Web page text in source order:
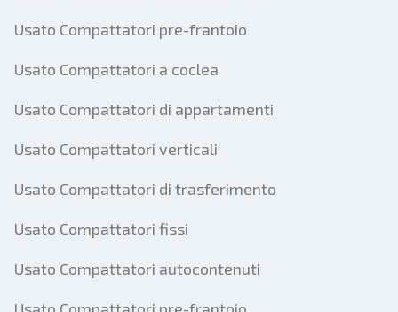
Usato Compattatori pre-frantoio
Usato Compattatori a coclea
Usato Compattatori di appartamenti
Usato Compattatori verticali
Usato Compattatori di trasferimento
Usato Compattatori fissi
Usato Compattatori autocontenuti